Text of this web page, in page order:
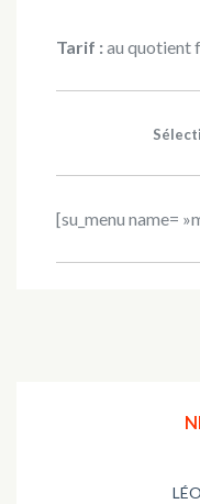
Tarif :au quotient
[su_menu name=